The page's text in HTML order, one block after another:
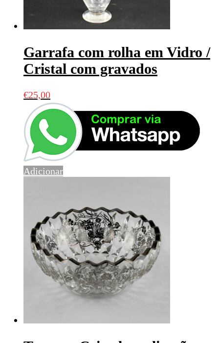
Garrafa com rolha em Vidro /
Cristal com gravados
€25,00
Adicionar